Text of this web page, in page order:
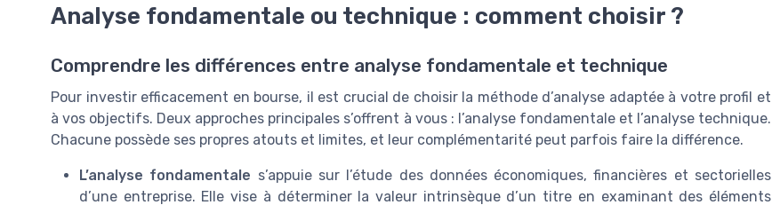
Analyse fondamentale ou technique : comment choisir ?
Comprendre les différences entre analyse fondamentale et technique
Pour investir efficacement en bourse, il est crucial de choisir la méthode d’analyse adaptée à votre profil et
à vos objectifs. Deux approches principales s’offrent à vous : l’analyse fondamentale et l’analyse technique.
Chacune possède ses propres atouts et limites, et leur complémentarité peut parfois faire la différence.
L’analyse fondamentale s’appuie sur l’étude des données économiques, financières et sectorielles
d’une entreprise. Elle vise à déterminer la valeur intrinsèque d’un titre en examinant des éléments